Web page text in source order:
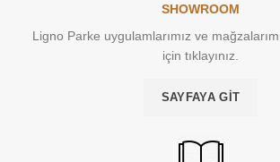
SHOWROOM
Ligno Parke uygulamlarımız ve
için tıklayınız.
SAYFAYA GIT